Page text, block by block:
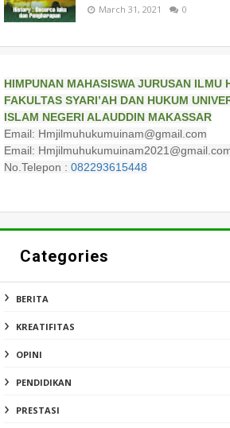
March 31, 2021 0
HIMPUNAN MAHASISWA JURUSAN ILMU
FAKULTAS SYARI’AH DAN HUKUM
ISLAM NEGERI ALAUDDIN MAKASSAR
Email: Hmjilmuhukumuinam@gmail.com
Email:
No.Telepon :082293615448
Categories
BERITA
KREATIFITAS
OPINI
PENDIDIKAN
PRESTASI